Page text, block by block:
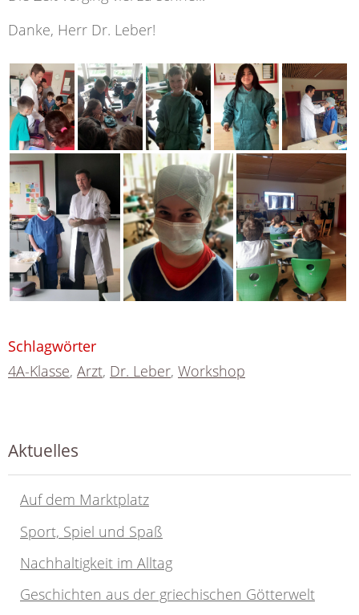
Danke, Herr Dr. Leber!
Schlagwörter
4A-Klasse, Arzt, Dr. Leber, Workshop
Aktuelles
Auf dem Marktplatz
Sport, Spiel und Spaß
Nachhaltigkeit im Alltag
Geschichten aus der griechischen Götterwelt